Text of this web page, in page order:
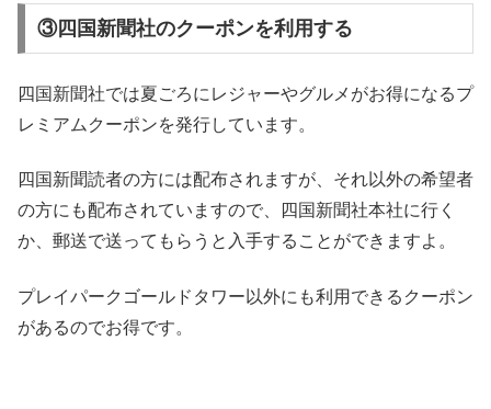
③四国新聞社のクーポンを利用する
四国新聞社では夏ごろにレジャーやグルメがお得になるプ
レミアムクーポンを発行しています。
四国新聞読者の方には配布されますが、それ以外の希望者
の方にも配布されていますので、四国新聞社本社に行く
か、郵送で送ってもらうと入手することができますよ。
プレイパークゴールドタワー以外にも利用できるクーポン
があるのでお得です。